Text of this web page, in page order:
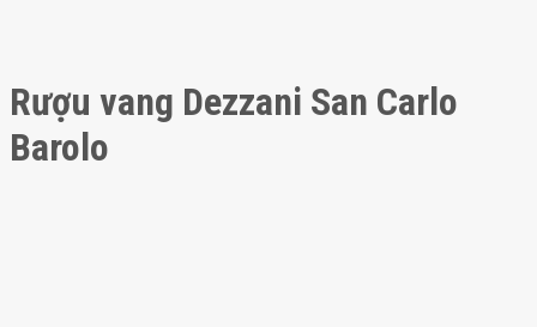
Rượu vang Dezzani San Carlo
Barolo